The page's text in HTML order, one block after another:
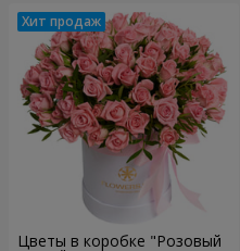
Цветы в коробке "Розовый